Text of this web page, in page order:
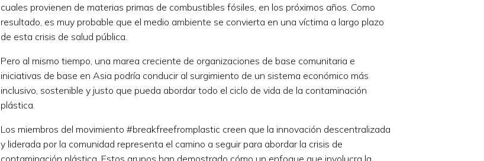
cuales provienen de materias primas de combustibles fósiles, en los próximos años. Como
resultado, es muy probable que el medio ambiente se convierta en una víctima a largo plazo
de esta crisis de salud pública.
Pero al mismo tiempo, una marea creciente de organizaciones de base comunitaria e
iniciativas de base en Asia podría conducir al surgimiento de un sistema económico más
inclusivo, sostenible y justo que pueda abordar todo el ciclo de vida de la contaminación
plástica.
Los miembros del movimiento #breakfreefromplastic creen que la innovación descentralizada
y liderada por la comunidad representa el camino a seguir para abordar la crisis de
contaminación plástica. Estos grupos han demostrado cómo un enfoque que involucra la